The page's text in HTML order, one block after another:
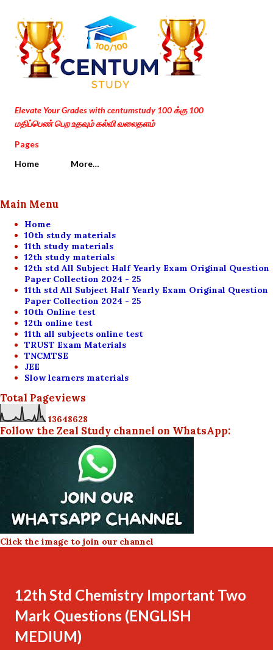
Skip to main content
Elevate Your Grades with centumstudy 100 க்கு 100
மதிப்பெண் பெற உதவும் கல்வி வலைதளம்
Pages
Home
More…
Main Menu
Home
10th study materials
11th study materials
12th study materials
12th std All Subject Half Yearly Exam Original Question
Paper Collection 2024 - 25
11th std All Subject Half Yearly Exam Original Question
Paper Collection 2024 - 25
10th Online test
12th online test
11th all subjects online test
TRUST Exam Materials
TNCMTSE
JEE
Slow learners materials
Total Pageviews
13648628
Follow the Zeal Study channel on WhatsApp:
Click the image to join our channel
12th Std Chemistry Important Two
Mark Questions (ENGLISH
MEDIUM)